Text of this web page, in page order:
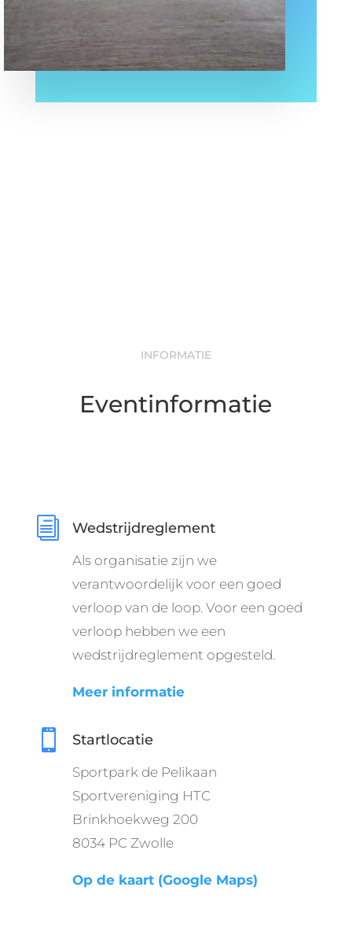
INFORMATIE
Eventinformatie
i Wedstrijdreglement
Als organisatie zijn we
verantwoordelijk voor een goed
verloop van de loop. Voor een goed
verloop hebben we een
wedstrijdreglement opgesteld.
Meer informatie
 Startlocatie
Sportpark de Pelikaan
Sportvereniging HTC
Brinkhoekweg 200
8034 PC Zwolle
Op de kaart (Google Maps)